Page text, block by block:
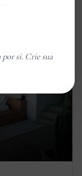
por si. Crie sua